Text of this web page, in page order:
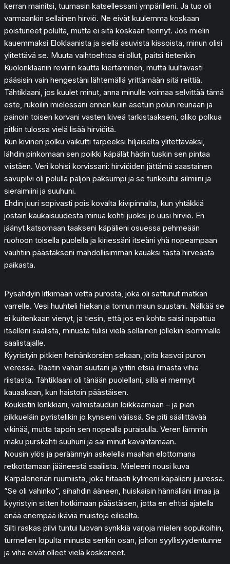
kerran mainitsi, tuumasin katsellessani ympärilleni. Ja tuo oli
varmaankin sellainen hirviö. Ne eivät kuulemma koskaan
poistuneet polulta, mutta ei sitä koskaan tiennyt. Jos mielin
kauemmaksi Eloklaanista ja siellä asuvista kissoista, minun olisi
ylitettävä se. Muuta vaihtoehtoa ei ollut, paitsi tietenkin
Kuolonklaanin reviirin kautta kiertäminen, mutta luultavasti
pääsisin vain hengestäni lähtemällä yrittämään sitä reittiä.
Tähtiklaani, jos kuulet minut, anna minulle voimaa selvittää tämä
este, rukoilin mielessäni ennen kuin asetuin polun reunaan ja
painoin toisen korvani vasten kiveä tarkistaakseni, oliko polkua
pitkin tulossa vielä lisää hirviöitä.
Kun kivinen polku vaikutti tarpeeksi hiljaiselta ylitettäväksi,
lähdin pinkomaan sen poikki käpälät hädin tuskin sen pintaa
viistäen. Veri kohisi korvissani: hirviöiden jättämä saastainen
savupilvi oli polulla paljon paksumpi ja se tunkeutui silmiini ja
sieraimiini ja suuhuni.
Ehdin juuri sopivasti pois kovalta kivipinnalta, kun yhtäkkiä
jostain kaukaisuudesta minua kohti juoksi jo uusi hirviö. En
jäänyt katsomaan taakseni käpälieni osuessa pehmeään
ruohoon toisella puolella ja kiriessäni itseäni yhä nopeampaan
vauhtiin päästäkseni mahdollisimman kauaksi tästä hirveästä
paikasta.
Pysähdyin litkimään vettä purosta, joka oli sattunut matkan
varrelle. Vesi huuhteli hiekan ja tomun maun suustani. Nälkää se
ei kuitenkaan vienyt, ja tiesin, että jos en kohta saisi napattua
itselleni saalista, minusta tulisi vielä sellainen jollekin isommalle
saalistajalle.
Kyyristyin pitkien heinänkorsien sekaan, joita kasvoi puron
vieressä. Raotin vähän suutani ja yritin etsiä ilmasta vihiä
riistasta. Tähtiklaani oli tänään puolellani, sillä ei mennyt
kauaakaan, kun haistoin päästäisen.
Koukistin lonkkiani, valmistauduin loikkaamaan – ja pian
pikkueläin pyristelikin jo kynsieni välissä. Se piti säälittävää
vikinää, mutta tapoin sen nopealla puraisulla. Veren lämmin
maku purskahti suuhuni ja sai minut kavahtamaan.
Nousin ylös ja peräännyin askelella maahan elottomana
retkottamaan jääneestä saaliista. Mieleeni nousi kuva
Karpalonenän ruumiista, joka hitaasti kylmeni käpälieni juuressa.
”Se oli vahinko”, sihahdin ääneen, huiskaisin hännälläni ilmaa ja
kyyristyin sitten hotkimaan päästäisen, jotta en ehtisi ajatella
enää enempää ikäviä muistoja eiliseltä.
Silti raskas pilvi tuntui luovan synkkiä varjoja mieleni sopukoihin,
turmellen lopulta minusta senkin osan, johon syyllisyydentunne
ja viha eivät olleet vielä koskeneet.